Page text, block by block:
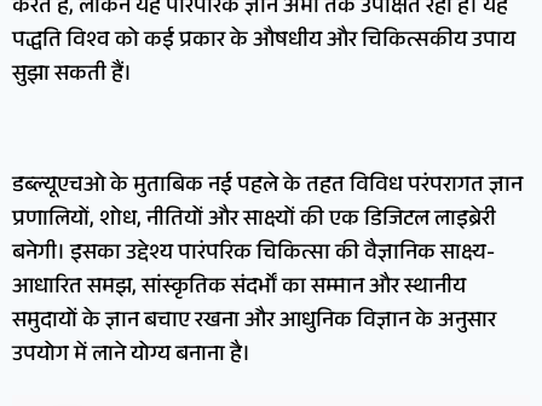
करते हैं, लेकिन यह पारंपरिक ज्ञान अभी तक उपेक्षित रहा है। यह
पद्धति विश्व को कई प्रकार के औषधीय और चिकित्सकीय उपाय
सुझा सकती हैं।
डब्ल्यूएचओ के मुताबिक नई पहले के तहत विविध परंपरागत ज्ञान
प्रणालियों, शोध, नीतियों और साक्ष्यों की एक डिजिटल लाइब्रेरी
बनेगी। इसका उद्देश्य पारंपरिक चिकित्सा की वैज्ञानिक साक्ष्य-
आधारित समझ, सांस्कृतिक संदर्भों का सम्मान और स्थानीय
समुदायों के ज्ञान बचाए रखना और आधुनिक विज्ञान के अनुसार
उपयोग में लाने योग्य बनाना है।